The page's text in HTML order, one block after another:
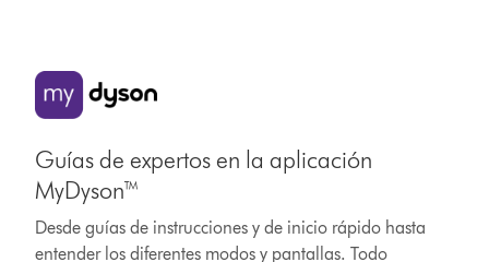
Guías de expertos en la aplicación
MyDyson™
Desde guías de instrucciones y de inicio rápido hasta
entender los diferentes modos y pantallas. Todo